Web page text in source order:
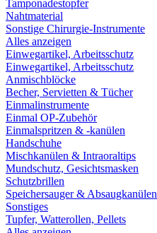
Tamponadestopfer
Nahtmaterial
Sonstige Chirurgie-Instrumente
Alles anzeigen
Einwegartikel, Arbeitsschutz
Einwegartikel, Arbeitsschutz
Anmischblöcke
Becher, Servietten & Tücher
Einmalinstrumente
Einmal OP-Zubehör
Einmalspritzen & -kanülen
Handschuhe
Mischkanülen & Intraoraltips
Mundschutz, Gesichtsmasken
Schutzbrillen
Speichersauger & Absaugkanülen
Sonstiges
Tupfer, Watterollen, Pellets